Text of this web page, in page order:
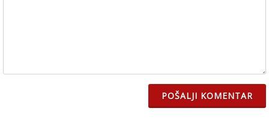
POŠALJI KOMENTAR